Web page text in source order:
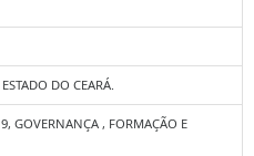
DO CEARÁ.
GOVERNANÇA , FORMAÇÃO E